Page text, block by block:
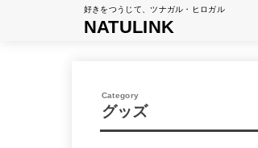
好きをつうじて、ツナガル・ヒロガル
NATULINK
グッズ